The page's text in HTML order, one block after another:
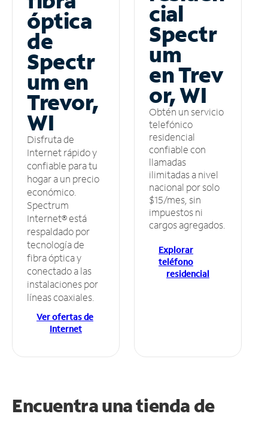
óptica
de
Spectr
um en
Trevor,
WI
Disfruta de
Internet rápido y
confiable para tu
hogar a un precio
económico.
Spectrum
Internet® está
respaldado por
tecnología de
fibra óptica y
conectado a las
instalaciones por
líneas coaxiales.
Ver ofertas de
Internet
cial
Spectr
um
en Trev
or, WI
Obtén un servicio
telefónico
residencial
confiable con
llamadas
ilimitadas a nivel
nacional por solo
$15/mes, sin
impuestos ni
cargos agregados.
Explorar
teléfono
residencial
Encuentra una tienda de